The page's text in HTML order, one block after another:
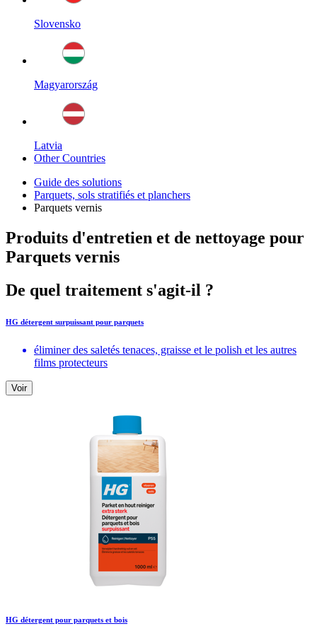
Slovensko
Magyarország
Latvia
Other Countries
Guide des solutions
Parquets, sols stratifiés et planchers
Parquets vernis
Produits d'entretien et de nettoyage pour
Parquets vernis
De quel traitement s'agit-il ?
HG détergent surpuissant pour parquets
éliminer des saletés tenaces, graisse et le polish et les autres
films protecteurs
Voir
HG détergent pour parquets et bois